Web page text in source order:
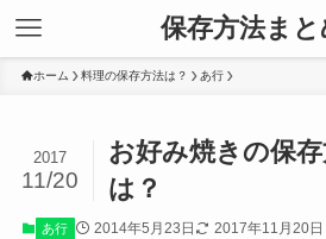
保存方法まと
ホーム 料理の保存方法は？ あ行
お好み焼きの保
は？
2017
11/20
あ行 2014年5月23日 2017年11月20日